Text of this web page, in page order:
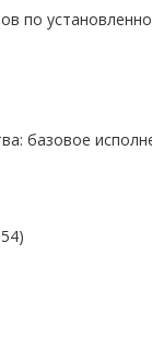
по
базовое